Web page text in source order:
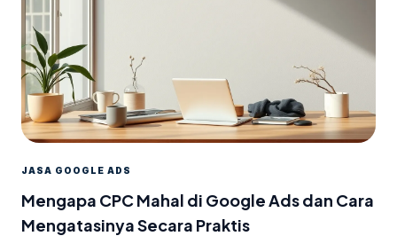
JASA GOOGLE ADS
Mengapa CPC Mahal di Google Ads dan Cara
Mengatasinya Secara Praktis